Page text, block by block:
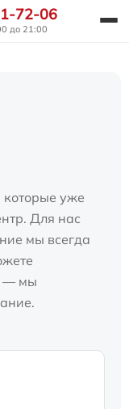
72-06
до 21:00
которые уже
Для нас
мы всегда
— мы